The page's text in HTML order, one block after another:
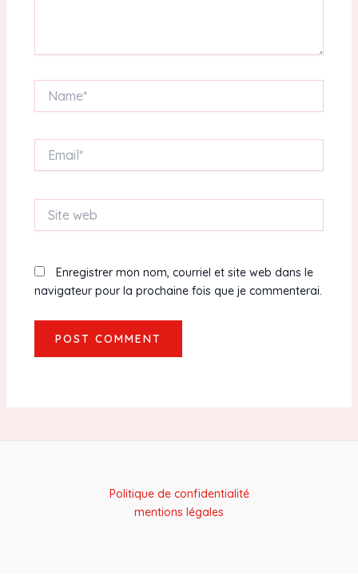
web
Enregistrer mon nom, courriel et site web dans le
navigateur pour la prochaine fois que je commenterai.
Politique de confidentialité
mentions légales